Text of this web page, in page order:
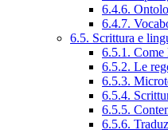
6.4.6.
6.4.7.
6.5. Scrittura e
6.5.1. Come
6.5.2. Le
6.5.3.
6.5.4.
6.5.5.
6.5.6.